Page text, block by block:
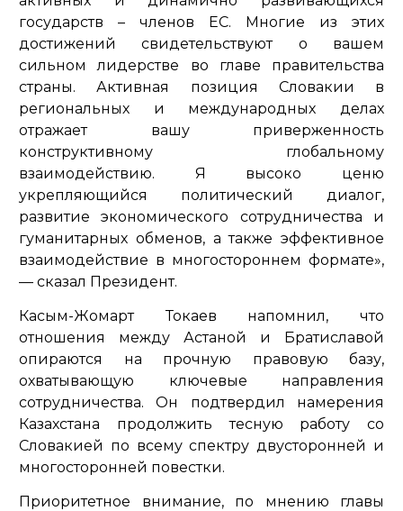
государств – членов ЕС. Многие из этих
достижений свидетельствуют о вашем
сильном лидерстве во главе правительства
страны. Активная позиция Словакии в
региональных и международных делах
отражает вашу приверженность
конструктивному глобальному
взаимодействию. Я высоко ценю
укрепляющийся политический диалог,
развитие экономического сотрудничества и
гуманитарных обменов, а также эффективное
взаимодействие в многостороннем формате»,
— сказал Президент.
Касым-Жомарт Токаев напомнил, что
отношения между Астаной и Братиславой
опираются на прочную правовую базу,
охватывающую ключевые направления
сотрудничества. Он подтвердил намерения
Казахстана продолжить тесную работу со
Словакией по всему спектру двусторонней и
многосторонней повестки.
Приоритетное внимание, по мнению главы